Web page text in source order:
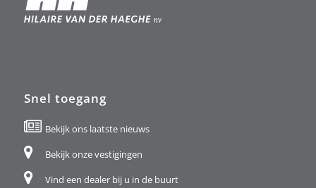
Snel toegang
Bekijk ons laatste nieuws
Bekijk onze vestigingen
Vind een dealer bij u in de buurt